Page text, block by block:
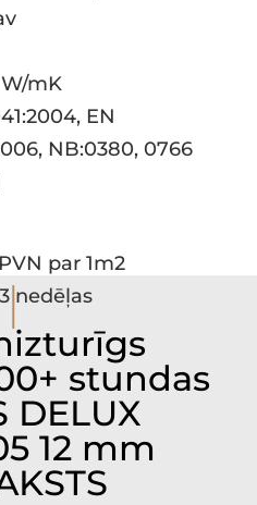
mK
EN
NB:0380, 0766
par 1m2
nedēļas
I
stundas
DELUX
12 mm